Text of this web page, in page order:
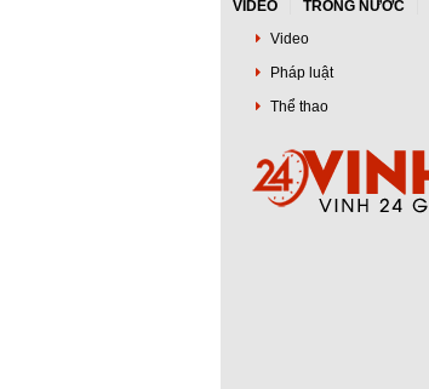
VIDEO TRONG NƯỚC
Video
Pháp luật
Thể thao